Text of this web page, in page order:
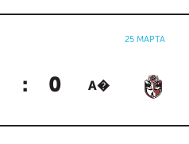
25 МАРТА
: 0 А�